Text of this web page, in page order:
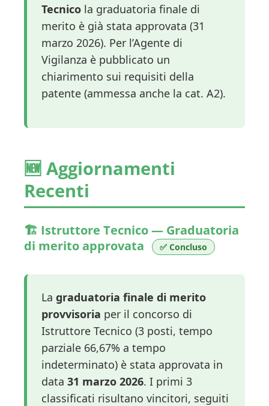
Tecnico la graduatoria finale di
merito è già stata approvata (31
marzo 2026). Per l’Agente di
Vigilanza è pubblicato un
chiarimento sui requisiti della
patente (ammessa anche la cat. A2).
🆕 Aggiornamenti
Recenti
🏗️ Istruttore Tecnico — Graduatoria
di merito approvata
✅ Concluso
La graduatoria finale di merito
provvisoria per il concorso di
Istruttore Tecnico (3 posti, tempo
parziale 66,67% a tempo
indeterminato) è stata approvata in
data 31 marzo 2026. I primi 3
classificati risultano vincitori, seguiti